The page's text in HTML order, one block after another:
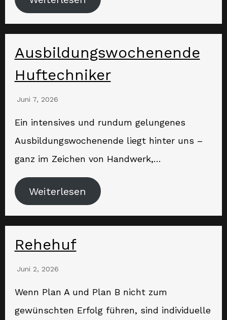
Ausbildungswochenende
Huftechniker
Juni 7, 2026
Ein intensives und rundum gelungenes
Ausbildungswochenende liegt hinter uns –
ganz im Zeichen von Handwerk,…
Weiterlesen
Rehehuf
Juni 2, 2026
Wenn Plan A und Plan B nicht zum
gewünschten Erfolg führen, sind individuelle